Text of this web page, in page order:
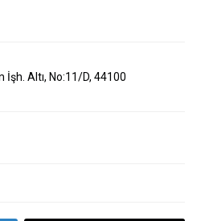
İşh. Altı, No:11/D, 44100